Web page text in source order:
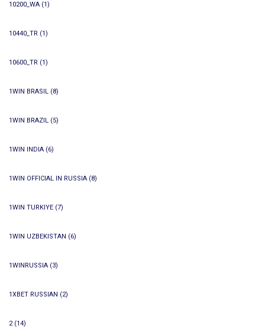
10200_WA (1)
10440_TR (1)
10600_TR (1)
1WIN BRASIL (8)
1WIN BRAZIL (5)
1WIN INDIA (6)
1WIN OFFICIAL IN RUSSIA (8)
1WIN TURKIYE (7)
1WIN UZBEKISTAN (6)
1WINRUSSIA (3)
1XBET RUSSIAN (2)
2(14)